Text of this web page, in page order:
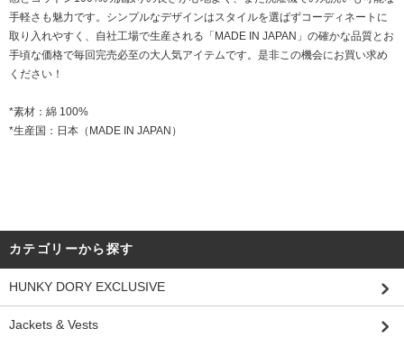
手軽さも魅力です。シンプルなデザインはスタイルを選ばずコーディネートに
取り入れやすく、自社工場で生産される「MADE IN JAPAN」の確かな品質とお
手頃な価格で毎回完売必至の大人気アイテムです。是非この機会にお買い求め
ください！
*素材：綿 100%
*生産国：日本（MADE IN JAPAN）
カテゴリーから探す
HUNKY DORY EXCLUSIVE
Jackets & Vests